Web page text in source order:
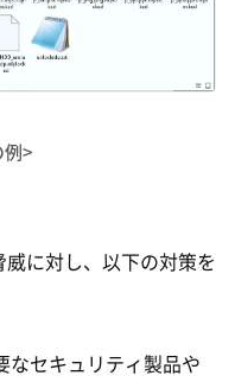
>
に対し、以下の対策を
なセキュリティ製品や